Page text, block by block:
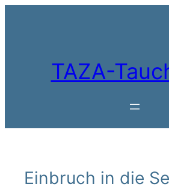
TAZA-
Einbruch in die